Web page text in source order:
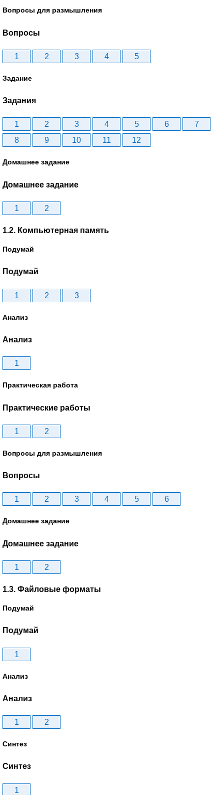
Вопросы для размышления
Вопросы
1 2 3 4 5
Задание
Задания
1 2 3 4 5 6
7
8
9 10 11 12
Домашнее задание
Домашнее задание
1 2
1.2. Компьютерная память
Подумай
Подумай
1 2 3
Анализ
Анализ
1
Практическая работа
Практические работы
1 2
Вопросы для размышления
Вопросы
1 2 3 4 5 6
Домашнее задание
Домашнее задание
1 2
1.3. Файловые форматы
Подумай
Подумай
1
Анализ
Анализ
1 2
Синтез
Синтез
1